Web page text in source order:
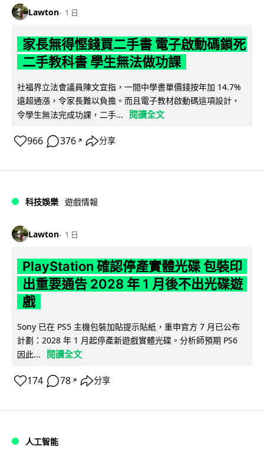
Lawton 1 日
家長無得慳錢買二手書 電子啟動碼鎖死
二手教科書 學生無法做功課
社福界立法會議員陳文宜指，一間中學書單價錢按年加 14.7%
遠超通漲，令家長難以負擔。而且電子教材啟動碼這項設計，
令學生無法完成功課，二手...
閱讀全文
966 376 ↗ 分享
科技娛樂 遊戲情報
Lawton 1 日
PlayStation 確認停產實體光碟 包裝印
出重要通告 2028 年 1 月後不出光碟遊
戲
Sony 已在 PS5 主機包裝加貼提示貼紙，重申官方 7 月已公布
計劃：2028 年 1 月起停產新遊戲實體光碟。分析師預期 PS6
因此...
閱讀全文
174 78 ↗ 分享
人工智能